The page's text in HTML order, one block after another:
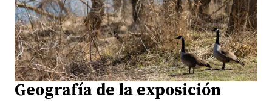
Geografía de la exposición